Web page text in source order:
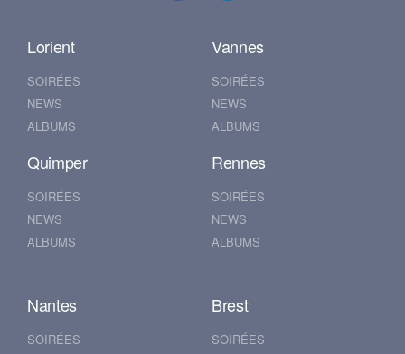
Lorient
SOIRÉES
NEWS
ALBUMS
Vannes
SOIRÉES
NEWS
ALBUMS
Quimper
SOIRÉES
NEWS
ALBUMS
Rennes
SOIRÉES
NEWS
ALBUMS
Nantes
SOIRÉES
Brest
SOIRÉES